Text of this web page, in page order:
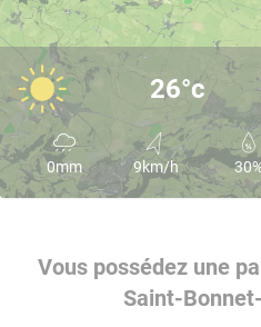
26°c
0mm 9km/h
Vous possédez une
Saint-